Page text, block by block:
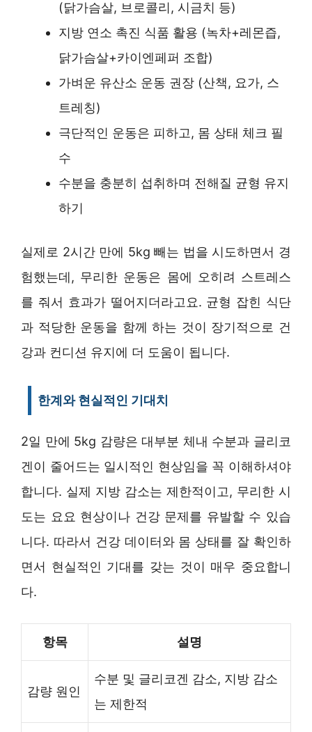
(닭가슴살, 브로콜리, 시금치 등)
지방 연소 촉진 식품 활용 (녹차+레몬즙,
닭가슴살+카이엔페퍼 조합)
가벼운 유산소 운동 권장 (산책, 요가, 스
트레칭)
극단적인 운동은 피하고, 몸 상태 체크 필
수
수분을 충분히 섭취하며 전해질 균형 유지
하기
실제로 2시간 만에 5kg 빼는 법을 시도하면서 경
험했는데, 무리한 운동은 몸에 오히려 스트레스
를 줘서 효과가 떨어지더라고요. 균형 잡힌 식단
과 적당한 운동을 함께 하는 것이 장기적으로 건
강과 컨디션 유지에 더 도움이 됩니다.
한계와 현실적인 기대치
2일 만에 5kg 감량은 대부분 체내 수분과 글리코
겐이 줄어드는 일시적인 현상임을 꼭 이해하셔야
합니다. 실제 지방 감소는 제한적이고, 무리한 시
도는 요요 현상이나 건강 문제를 유발할 수 있습
니다. 따라서 건강 데이터와 몸 상태를 잘 확인하
면서 현실적인 기대를 갖는 것이 매우 중요합니
다.
항목 설명
감량 원인
수분 및 글리코겐 감소, 지방 감소
는 제한적